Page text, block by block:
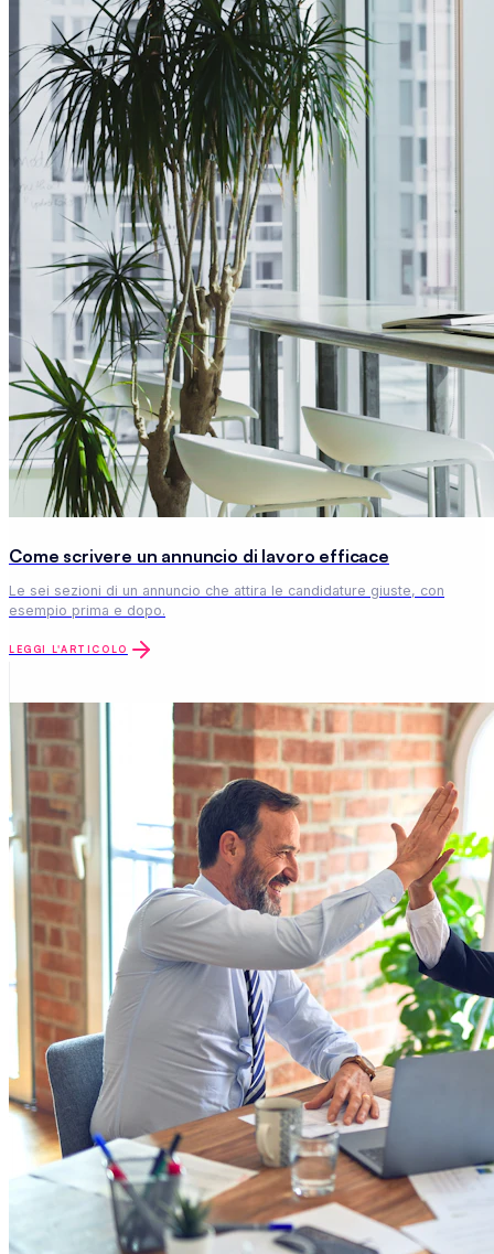
Come scrivere un annuncio di lavoro efficace
Le sei sezioni di un annuncio che attira le candidature giuste, con
esempio prima e dopo.
LEGGI L'ARTICOLO